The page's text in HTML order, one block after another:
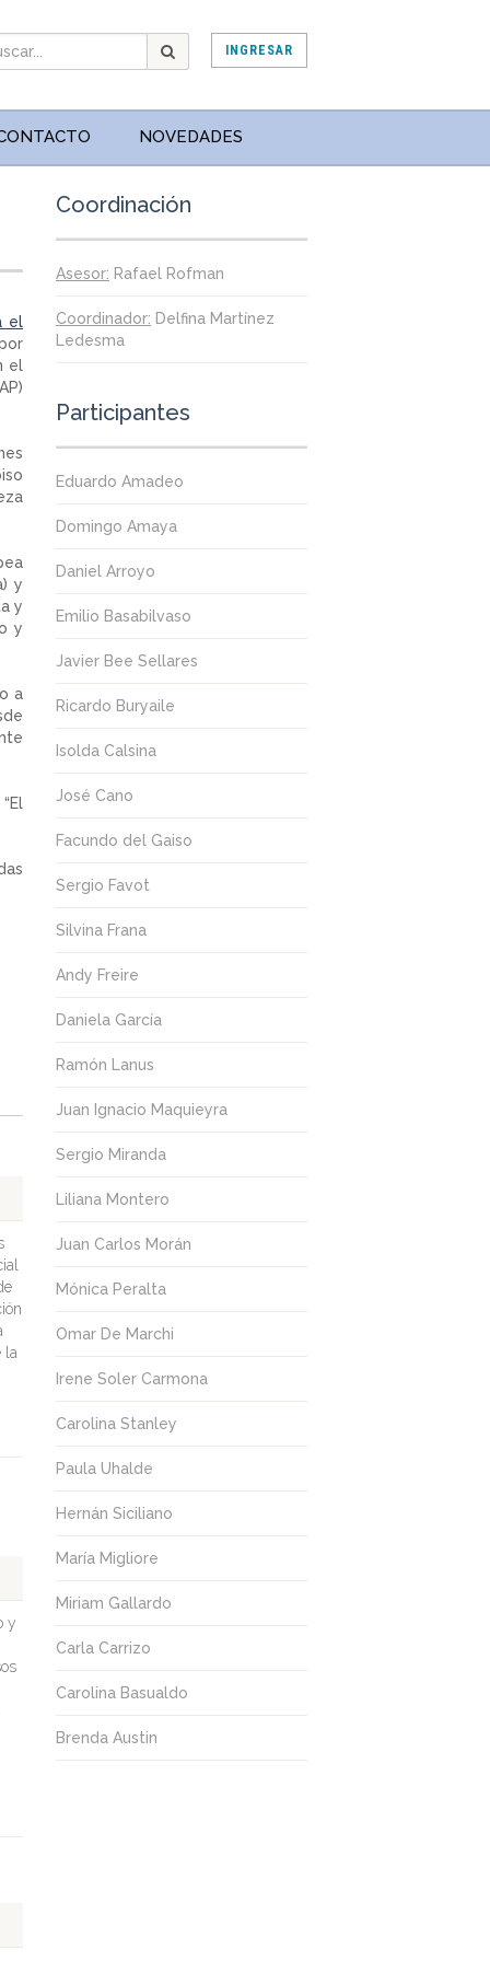
INGRESAR
NOVEDADES
el
el
y
y
y
a
la
y
Coordinación
Asesor: Rafael Rofman
Coordinador: Delfina Martínez
Ledesma
Participantes
Eduardo Amadeo
Domingo Amaya
Daniel Arroyo
Emilio Basabilvaso
Javier Bee Sellares
Ricardo Buryaile
Isolda Calsina
José Cano
Facundo del Gaiso
Sergio Favot
Silvina Frana
Andy Freire
Daniela García
Ramón Lanus
Juan Ignacio Maquieyra
Sergio Miranda
Liliana Montero
Juan Carlos Morán
Mónica Peralta
Omar De Marchi
Irene Soler Carmona
Carolina Stanley
Paula Uhalde
Hernán Siciliano
María Migliore
Miriam Gallardo
Carla Carrizo
Carolina Basualdo
Brenda Austin